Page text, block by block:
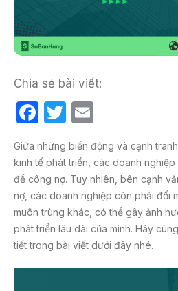
Chia sẻ bài viết:
F
c
e
b
o
o
k
T
w
itt
er
ail
Giữa những biến động và cạnh
kinh tế phát triển, các doanh
đề công nợ. Tuy nhiên, bên cạnh
nợ, các doanh nghiệp còn phải đối
muôn trùng khác, có thể gây ảnh
phát triển lâu dài của mình. Hãy
tiết trong bài viết dưới đây nhé.